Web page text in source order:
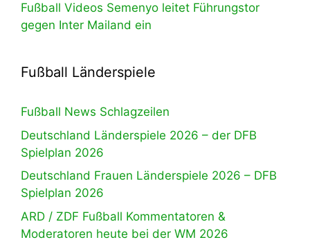
Fußball Videos Semenyo leitet Führungstor
gegen Inter Mailand ein
Fußball Länderspiele
Fußball News Schlagzeilen
Deutschland Länderspiele 2026 – der DFB
Spielplan 2026
Deutschland Frauen Länderspiele 2026 – DFB
Spielplan 2026
ARD / ZDF Fußball Kommentatoren &
Moderatoren heute bei der WM 2026